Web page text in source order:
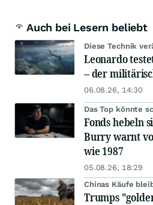
Auch bei Lesern beliebt
Diese Technik
Leonardo
– der
06.08.26, 14:30
Das Top könnte
Fonds hebeln
Burry warnt
wie 1987
05.08.26, 18:29
Chinas Käufe
Trumps